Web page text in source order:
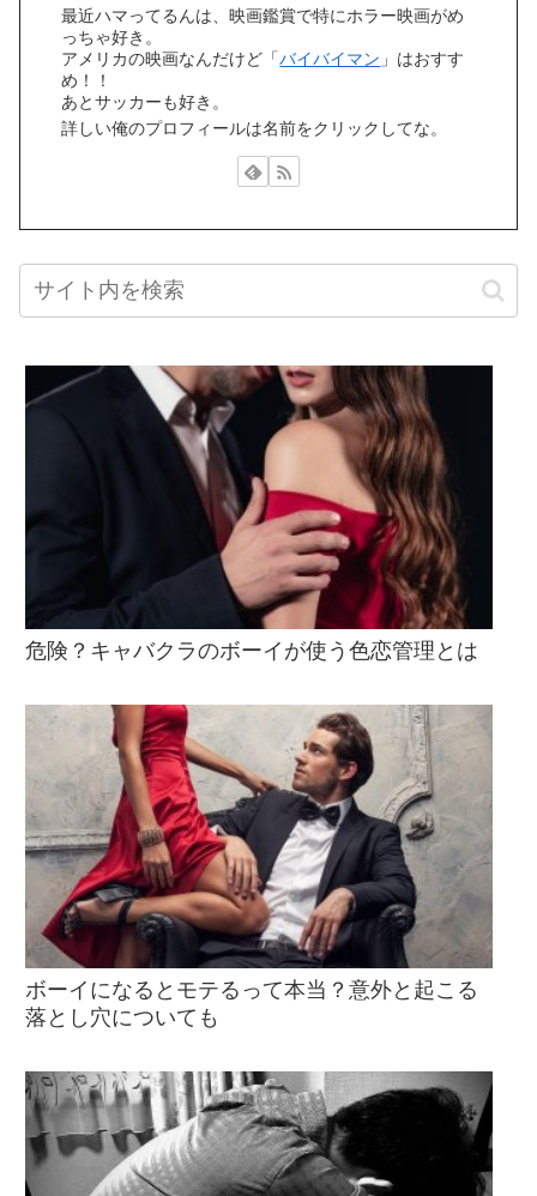
最近ハマってるんは、映画鑑賞で特にホラー映画がめ
っちゃ好き。
アメリカの映画なんだけど「バイバイマン 」はおすす
め！！
あとサッカーも好き。
詳しい俺のプロフィールは名前をクリックしてな。
危険？キャバクラのボーイが使う色恋管理とは
ボーイになるとモテるって本当？意外と起こる
落とし穴についても